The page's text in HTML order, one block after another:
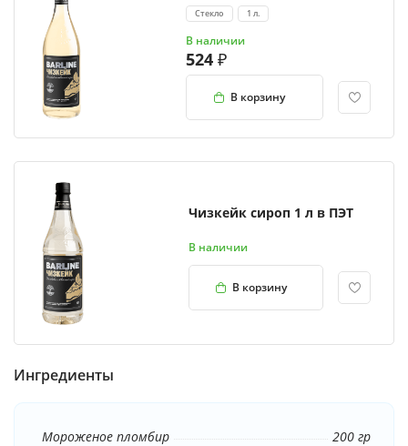
Ингредиенты
Мороженое пломбир
200 гр
Стекло 1 л.
В наличии
524
В корзину
Чизкейк сироп 1 л в ПЭТ
В наличии
В корзину